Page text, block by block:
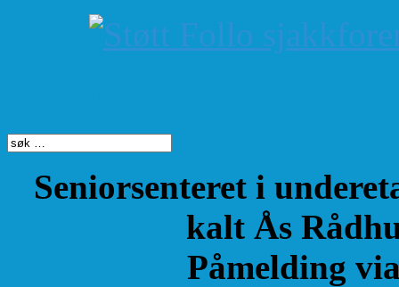
Seniorsenteret i
kalt Ås
Påmelding